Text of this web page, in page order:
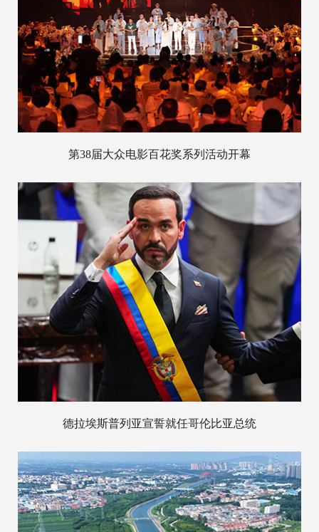
第38届大众电影百花奖系列活动开幕
德拉埃斯普列亚宣誓就任哥伦比亚总统